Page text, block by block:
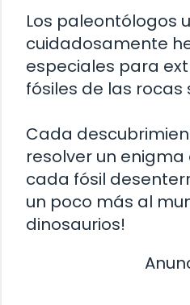
Los paleontólogos
cuidadosamente
especiales para
fósiles de las rocas
Cada
resolver un enigma
cada fósil
un poco más al
dinosaurios!